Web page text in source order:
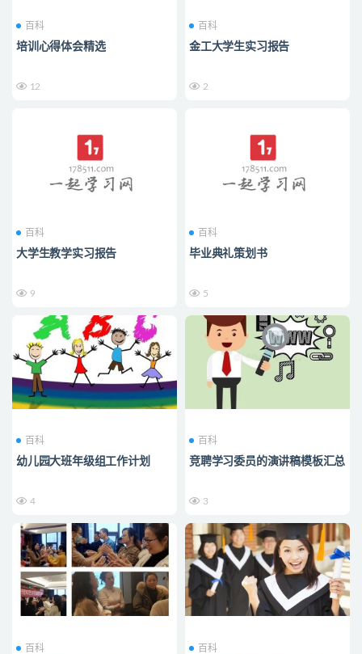
百科
培训心得体会精选
12
百科
金工大学生实习报告
2
百科
大学生教学实习报告
9
百科
毕业典礼策划书
5
百科
幼儿园大班年级组工作计划
4
百科
竞聘学习委员的演讲稿模板汇总
3
百科 百科